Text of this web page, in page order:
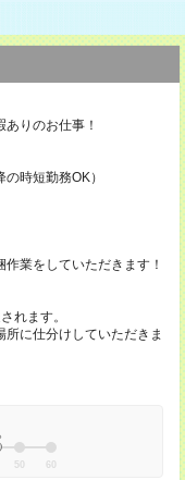
りのお仕事！
時短勤務OK）
業をしていただきます！
れます。
に仕分けしていただきま
50 60